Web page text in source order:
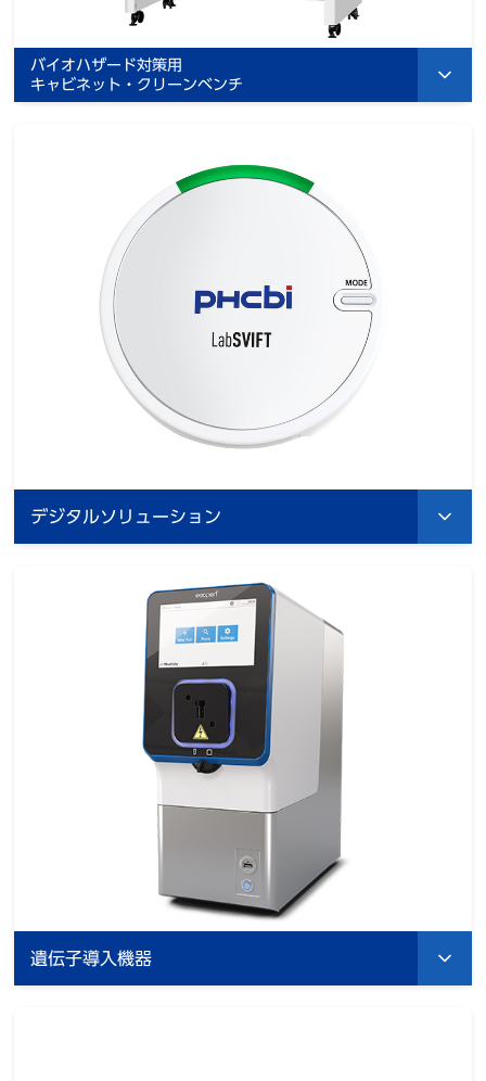
バイオハザード対策用
キャビネット・クリーンベンチ
デジタルソリューション
遺伝子導入機器